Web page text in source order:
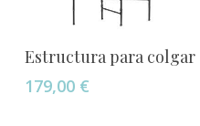
Añadir Al Carrito
Estructura para colgar
179,00 €